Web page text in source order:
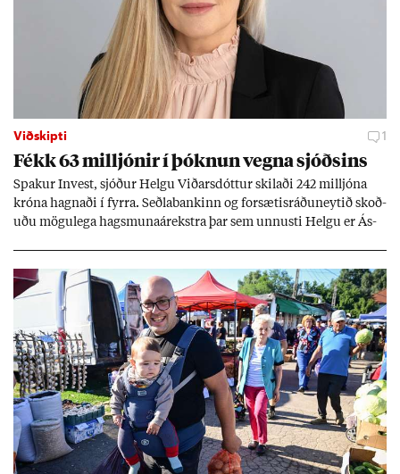
Viðskipti 1
Fékk 63 millj­ón­ir í þókn­un vegna sjóðs­ins
Spak­ur In­vest, sjóð­ur Helgu Við­ars­dótt­ur skil­aði 242 millj­óna
króna hagn­aði í fyrra. Seðla­bank­inn og for­sæt­is­ráðu­neyt­ið skoð­
uðu mögu­lega hags­muna­árekstra þar sem unnusti Helgu er Ás­